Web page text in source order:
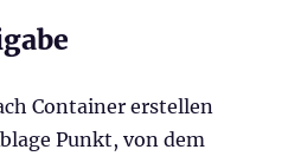
Container erstellen
Punkt, von dem